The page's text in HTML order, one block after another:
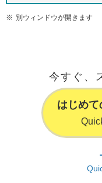
別ウィンドウが開きます
今すぐ、
はじめて